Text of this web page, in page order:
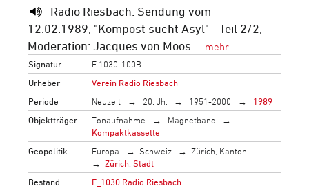
Radio Riesbach: Sendung vom
12.02.1989, "Kompost sucht Asyl" - Teil 2/2,
Moderation: Jacques von Moos
Signatur
F 1030-100B
Urheber
Verein Radio Riesbach
Periode
Neuzeit 20. Jh. 1951-2000
1989
Objektträger
Tonaufnahme
Magnetband
Kompaktkassette
Geopolitik
Europa Schweiz
Zürich, Kanton
Zürich, Stadt
Bestand
F_1030 Radio Riesbach